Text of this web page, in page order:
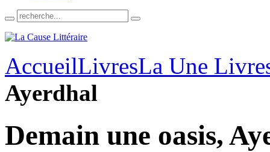
AccueilLivresLa Une
Ayerdhal
Demain une oasis,